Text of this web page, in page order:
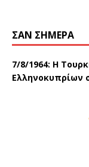
ΣΑΝ ΣΉΜΕΡΑ
7/8/1964: Η
Ελληνοκυπρίων